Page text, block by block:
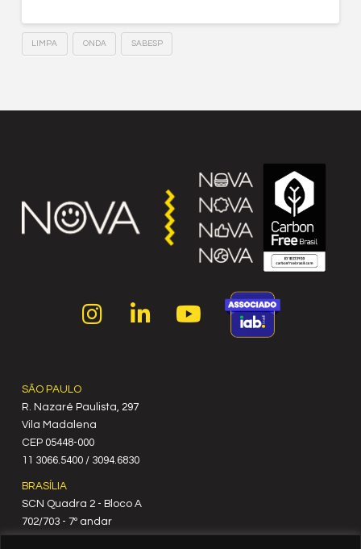
LIMPA ONDA SABESP
SÃO PAULO
R. Nazaré Paulista, 297
Vila Madalena
C‍EP 05448-000
11 3066.5400 / 3094.6830
BRASÍLIA
SCN Quadra 2 - Bloco A
702/703 - 7º andar